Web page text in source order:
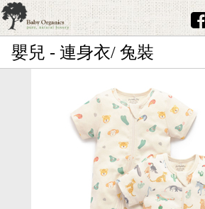
首頁
日本品牌育兒配件
韓國Merebe寶寶配件
嬰兒 - 連身衣/ 兔裝